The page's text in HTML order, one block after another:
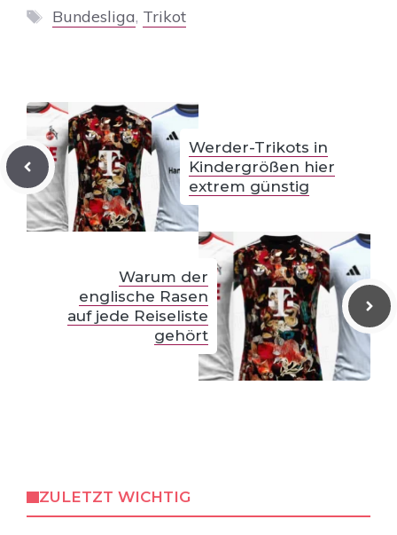
Schlagwörter
Bundesliga, Trikot
Werder-Trikots in
Kindergrößen hier
extrem günstig
Warum der
englische Rasen
auf jede Reiseliste
gehört
ZULETZT WICHTIG